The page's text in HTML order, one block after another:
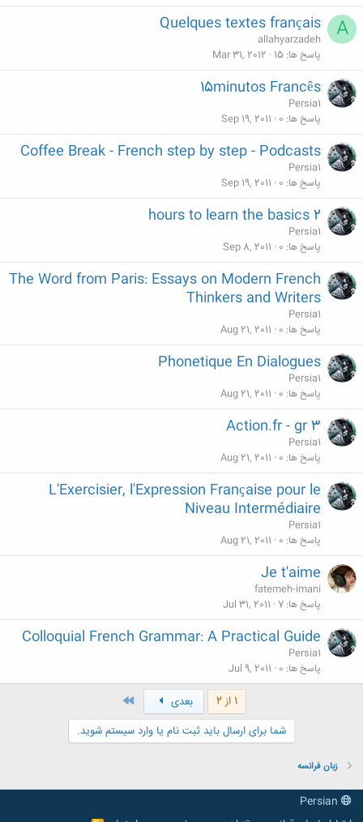
A
Quelques textes français
allahyarzadeh
پاسخ ها 15
Mar 31, 2012
15minutos Francês
Persia1
پاسخ ها 0
Sep 19, 2011
Coffee Break - French step by step - Podcasts
Persia1
پاسخ ها 0
Sep 19, 2011
2 hours to learn the basics
Persia1
پاسخ ها 0
Sep 8, 2011
The Word from Paris: Essays on Modern French
Thinkers and Writers
Persia1
پاسخ ها 0
Aug 21, 2011
Phonetique En Dialogues
Persia1
پاسخ ها 0
Aug 21, 2011
Action.fr - gr 3
Persia1
پاسخ ها 0
Aug 21, 2011
L'Exercisier, l'Expression Française pour le
Niveau Intermédiaire
Persia1
پاسخ ها 0
Aug 21, 2011
Je t'aime
fatemeh-imani
پاسخ ها 7
Jul 31, 2011
Colloquial French Grammar: A Practical Guide
Persia1
پاسخ ها 0
Jul 9, 2011
1 از 2 بعدی
شما برای ارسال باید ثبت نام یا وارد سیستم شوید.
زبان فرانسه